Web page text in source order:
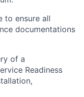
to ensure all
documentations
of a
Readiness